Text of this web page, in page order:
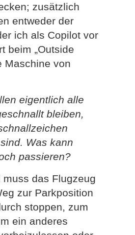
zusätzlich
entweder der
ich als Copilot vor
beim „Outside
Maschine von
eigentlich alle
bleiben,
Was kann
passieren?
muss das Flugzeug
zur Parkposition
stoppen, zum
ein anderes